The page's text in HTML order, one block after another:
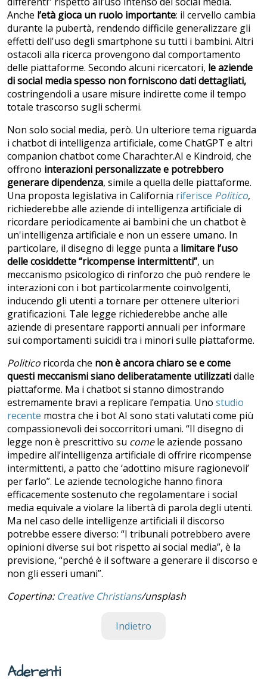
Anche l’età gioca un ruolo importante: il cervello cambia
durante la pubertà, rendendo difficile generalizzare gli
effetti dell'uso degli smartphone su tutti i bambini. Altri
ostacoli alla ricerca provengono dal comportamento
delle piattaforme. Secondo alcuni ricercatori, le aziende
di social media spesso non forniscono dati dettagliati,
costringendoli a usare misure indirette come il tempo
totale trascorso sugli schermi.
Non solo social media, però. Un ulteriore tema riguarda
i chatbot di intelligenza artificiale, come ChatGPT e altri
companion chatbot come Charachter.AI e Kindroid, che
offrono interazioni personalizzate e potrebbero
generare dipendenza, simile a quella delle piattaforme.
Una proposta legislativa in California riferisce Politico,
richiederebbe alle aziende di intelligenza artificiale di
ricordare periodicamente ai bambini che un chatbot è
un'intelligenza artificiale e non un essere umano. In
particolare, il disegno di legge punta a limitare l’uso
delle cosiddette “ricompense intermittenti”, un
meccanismo psicologico di rinforzo che può rendere le
interazioni con i bot particolarmente coinvolgenti,
inducendo gli utenti a tornare per ottenere ulteriori
gratificazioni. Tale legge richiederebbe anche alle
aziende di presentare rapporti annuali per informare
sui comportamenti suicidi tra i minori sulle piattaforme.
Politico ricorda che non è ancora chiaro se e come
questi meccanismi siano deliberatamente utilizzatidalle
piattaforme. Ma i chatbot si stanno dimostrando
estremamente bravi a replicare l’empatia. Uno studio
recente mostra che i bot AI sono stati valutati come più
compassionevoli dei soccorritori umani. “Il disegno di
legge non è prescrittivo su comele aziende possano
impedire all’intelligenza artificiale di offrire ricompense
intermittenti, a patto che ‘adottino misure ragionevoli’
per farlo”. Le aziende tecnologiche hanno finora
efficacemente sostenuto che regolamentare i social
media equivale a violare la libertà di parola degli utenti.
Ma nel caso delle intelligenze artificiali il discorso
potrebbe essere diverso: “I tribunali potrebbero avere
opinioni diverse sui bot rispetto ai social media”, è la
previsione, “perché è il software a generare il discorso e
non gli esseri umani”.
Copertina: Creative Christians/unsplash
Indietro
Aderenti